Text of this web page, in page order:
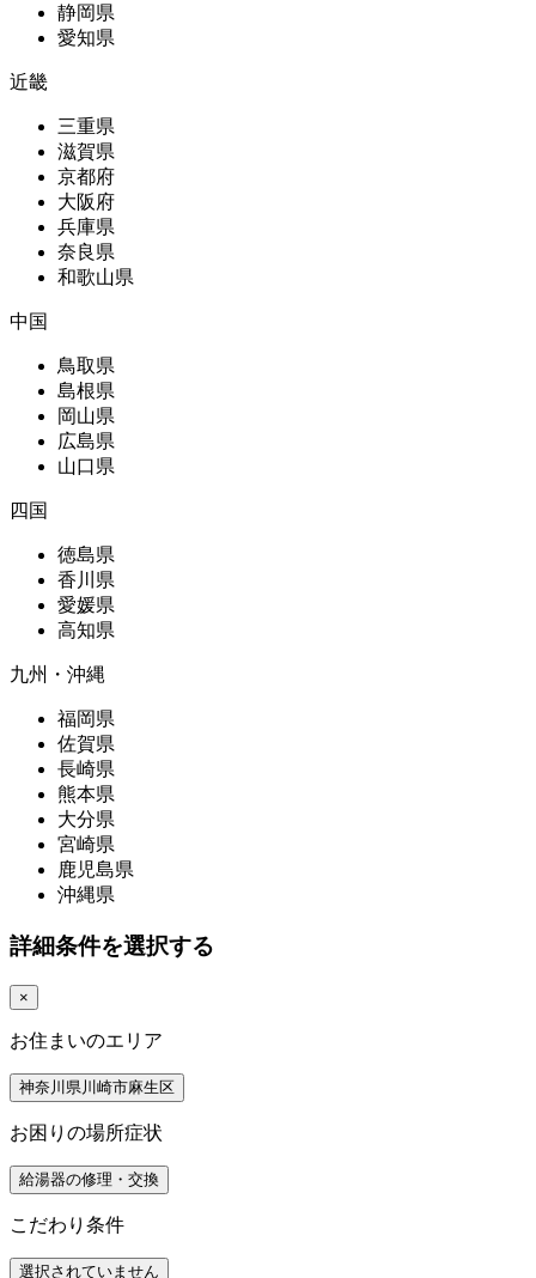
静岡県
愛知県
近畿
三重県
滋賀県
京都府
大阪府
兵庫県
奈良県
和歌山県
中国
鳥取県
島根県
岡山県
広島県
山口県
四国
徳島県
香川県
愛媛県
高知県
九州・沖縄
福岡県
佐賀県
長崎県
熊本県
大分県
宮崎県
鹿児島県
沖縄県
詳細条件を選択する
×
お住まいのエリア
神奈川県川崎市麻生区
お困りの場所症状
給湯器の修理・交換
こだわり条件
選択されていません